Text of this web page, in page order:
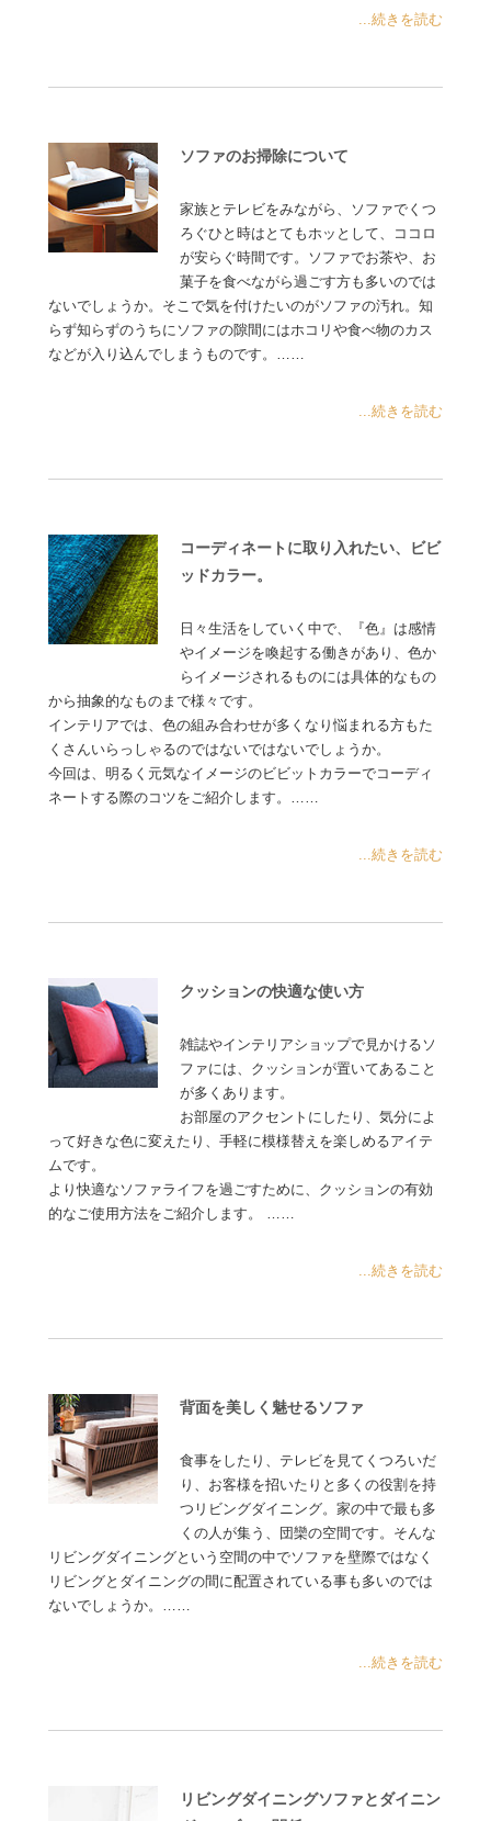
...続きを読む
ソファのお掃除について
家族とテレビをみながら、ソファでくつ
ろぐひと時はとてもホッとして、ココロ
が安らぐ時間です。ソファでお茶や、お
菓子を食べながら過ごす方も多いのでは
ないでしょうか。そこで気を付けたいのがソファの汚れ。知
らず知らずのうちにソファの隙間にはホコリや食べ物のカス
などが入り込んでしまうものです。……
...続きを読む
コーディネートに取り入れたい、ビビ
ッドカラー。
日々生活をしていく中で、『色』は感情
やイメージを喚起する働きがあり、色か
らイメージされるものには具体的なもの
から抽象的なものまで様々です。
インテリアでは、色の組み合わせが多くなり悩まれる方もた
くさんいらっしゃるのではないではないでしょうか。
今回は、明るく元気なイメージのビビットカラーでコーディ
ネートする際のコツをご紹介します。……
...続きを読む
クッションの快適な使い方
雑誌やインテリアショップで見かけるソ
ファには、クッションが置いてあること
が多くあります。
お部屋のアクセントにしたり、気分によ
って好きな色に変えたり、手軽に模様替えを楽しめるアイテ
ムです。
より快適なソファライフを過ごすために、クッションの有効
的なご使用方法をご紹介します。 ……
...続きを読む
背面を美しく魅せるソファ
食事をしたり、テレビを見てくつろいだ
り、お客様を招いたりと多くの役割を持
つリビングダイニング。家の中で最も多
くの人が集う、団欒の空間です。そんな
リビングダイニングという空間の中でソファを壁際ではなく
リビングとダイニングの間に配置されている事も多いのでは
ないでしょうか。……
...続きを読む
リビングダイニングソファとダイニン